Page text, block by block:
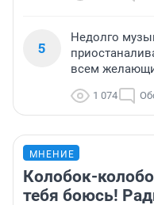
5
Недолго
всем
1 074
МНЕНИЕ
Колобок-
тебя боюсь!